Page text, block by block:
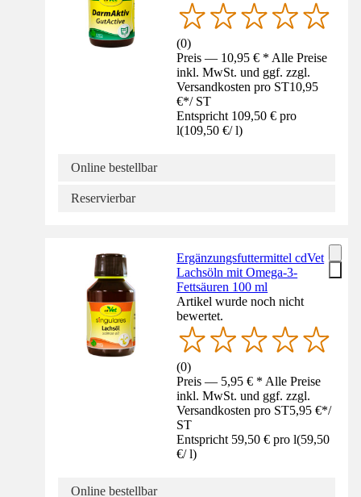
(0)
Preis — 10,95 € * Alle Preise
inkl. MwSt. und ggf. zzgl.
Versandkosten pro ST10,95
€*/ ST
Entspricht 109,50 € pro
l(109,50 €/ l)
Online bestellbar
Reservierbar
Ergänzungsfuttermittel cdVet
Lachsöln mit Omega-3-
Fettsäuren 100 ml
Artikel wurde noch nicht
bewertet.
(0)
Preis — 5,95 € * Alle Preise
inkl. MwSt. und ggf. zzgl.
Versandkosten pro ST5,95 €*/
ST
Entspricht 59,50 € pro l(59,50
€/ l)
Online bestellbar